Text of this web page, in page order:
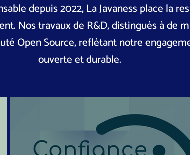
depuis 2022, La Javaness place la
Nos travaux de R&D, distingués à de
Open Source, reflétant notre
ouverte et durable.